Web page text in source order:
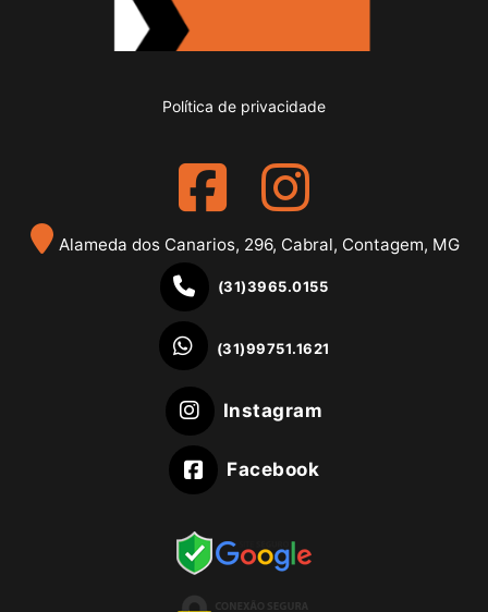
Política de privacidade
Alameda dos Canarios, 296, Cabral, Contagem, MG
(31)3965.0155
(31)99751.1621
Instagram
Facebook